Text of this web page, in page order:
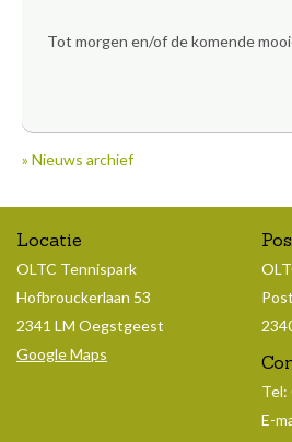
Tot morgen en/of de komende
» Nieuws archief
Locatie
OLTC Tennispark
Hofbrouckerlaan 53
2341 LM Oegstgeest
Google Maps
Tel:
E-